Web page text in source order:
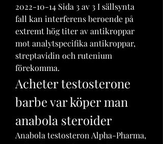
2022-10-14 Sida 3 av 3 I sällsynta
fall kan interferens beroende på
extremt hög titer av antikroppar
mot analytspecifika antikroppar,
streptavidin och rutenium
förekomma.
Acheter testosterone
barbe var köper man
anabola steroider
Anabola testosteron Alpha-Pharma,